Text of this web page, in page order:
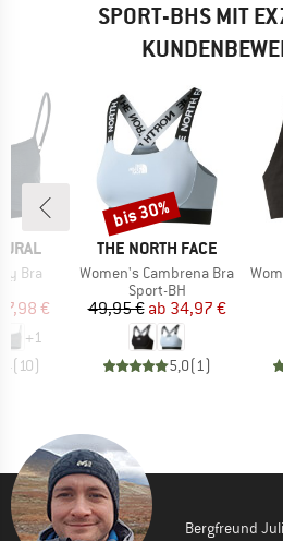
SPORT-BHS MIT
Bra
Preis
€
+1
( 10)
MARKE
THE NORTH FACE
Artikel
Women's Cambrena Bra
Produktgruppe
Sport-BH
Preis
49,95 € reduzierter Preis
ab 34,97 €
5,0( 1)
Rabatt
bis 30%
Bergfreund